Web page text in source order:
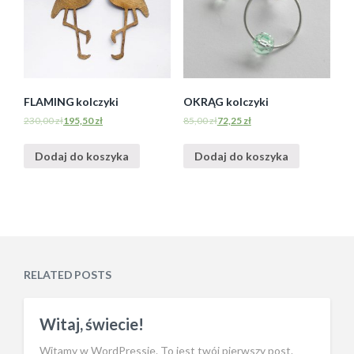
FLAMING kolczyki
230,00zł195,50zł
Dodaj do koszyka
OKRĄG kolczyki
85,00zł72,25 zł
Dodaj do koszyka
RELATED POSTS
Witaj, świecie!
Witamy w WordPressie. To jest twój pierwszy post.